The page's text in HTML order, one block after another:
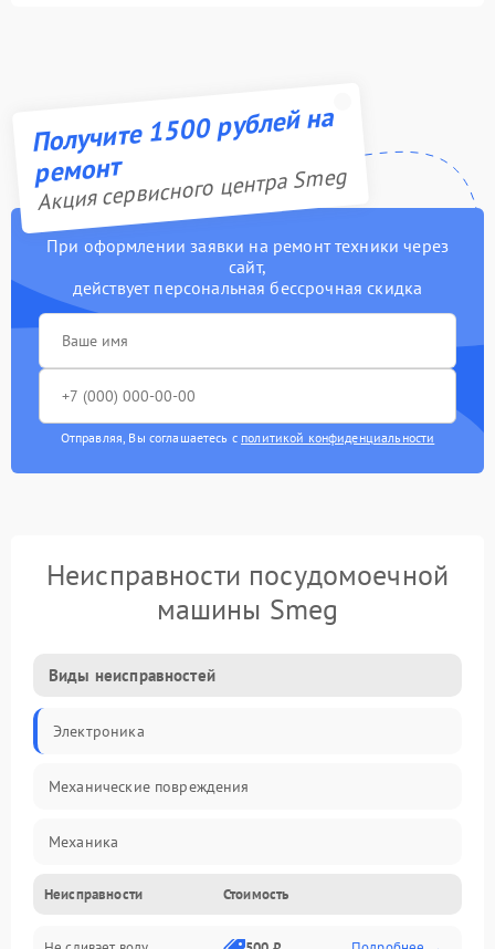
Получите 1500 рублей на
ремонт
Акция сервисного центра Smeg
При оформлении заявки на ремонт техники через
сайт,
действует персональная бессрочная скидка
Отправляя, Вы соглашаетесь с политикой конфиденциальности
Неисправности посудомоечной
машины Smeg
Виды неисправностей
Электроника
Механические повреждения
Механика
Управление
Неисправности Стоимость